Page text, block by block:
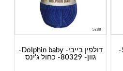
דולפין בייבי- Dolphin baby-
גוון- 80329- כחול ג'ינס
מלגה- Malaga- גוון 517-